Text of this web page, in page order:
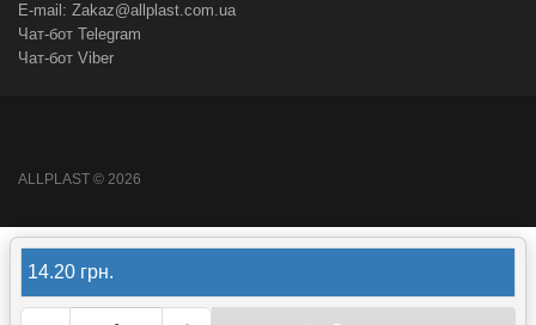
14.20 грн.
E-mail: Zakaz@allplast.com.ua
Чат-бот Telegram
Чат-бот Viber
ALLPLAST © 2026